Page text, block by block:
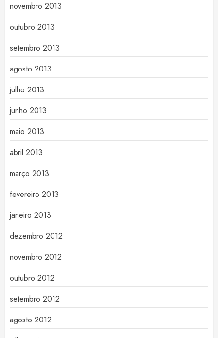
novembro 2013
outubro 2013
setembro 2013
agosto 2013
julho 2013
junho 2013
maio 2013
abril 2013
março 2013
fevereiro 2013
janeiro 2013
dezembro 2012
novembro 2012
outubro 2012
setembro 2012
agosto 2012